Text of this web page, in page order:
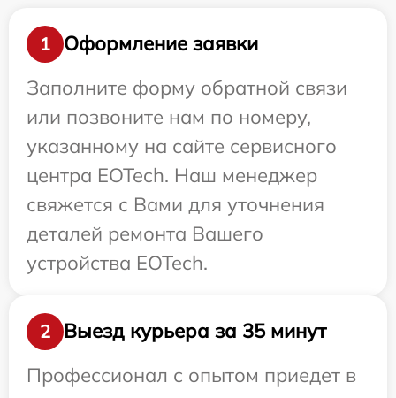
1
Оформление заявки
Заполните форму обратной связи
или позвоните нам по номеру,
указанному на сайте сервисного
центра EOTech. Наш менеджер
свяжется с Вами для уточнения
деталей ремонта Вашего
устройства EOTech.
2
Выезд курьера за 35 минут
Профессионал с опытом приедет в